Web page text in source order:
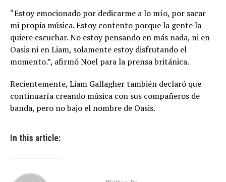
“Estoy emocionado por dedicarme a lo mío, por sacar
mi propia música. Estoy contento porque la gente la
quiere escuchar. No estoy pensando en más nada, ni en
Oasis ni en Liam, solamente estoy disfrutando el
momento.”, afirmó Noel para la prensa británica.
Recientemente, Liam Gallagher también declaró que
continuaría creando música con sus compañeros de
banda, pero no bajo el nombre de Oasis.
In this article: